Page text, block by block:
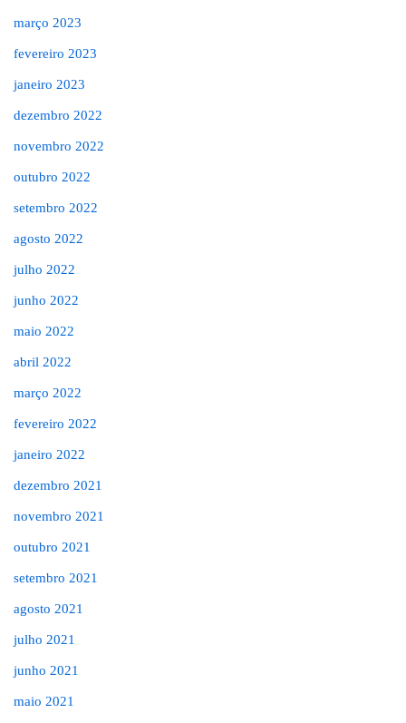
março 2023
fevereiro 2023
janeiro 2023
dezembro 2022
novembro 2022
outubro 2022
setembro 2022
agosto 2022
julho 2022
junho 2022
maio 2022
abril 2022
março 2022
fevereiro 2022
janeiro 2022
dezembro 2021
novembro 2021
outubro 2021
setembro 2021
agosto 2021
julho 2021
junho 2021
maio 2021